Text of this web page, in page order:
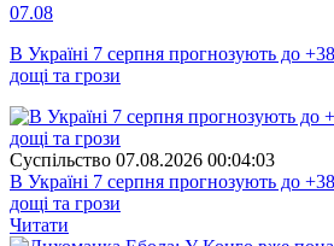
07.08
В Україні 7 серпня прогнозують до
дощі та грози
Суспiльство 07.08.2026 00:04:03
В Україні 7 серпня прогнозують до
дощі та грози
Читати